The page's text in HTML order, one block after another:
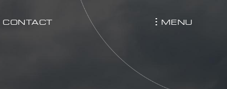
CONTACT MENU